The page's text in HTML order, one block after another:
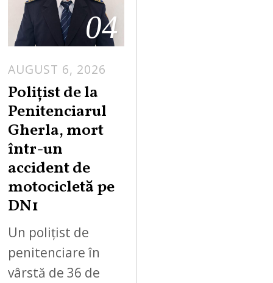
04
AUGUST 6, 2026
Polițist de la
Penitenciarul
Gherla, mort
într-un
accident de
motocicletă pe
DN1
Un polițist de
penitenciare în
vârstă de 36 de